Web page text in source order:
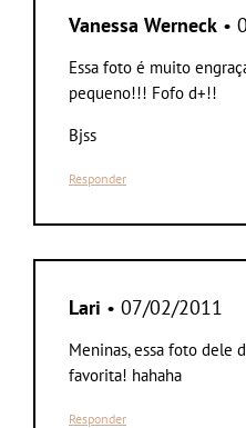
Vanessa Werneck •
Essa foto é muito
pequeno!!! Fofo d+!!
Bjss
Responder
Lari • 07/02/2011
Meninas, essa foto dele
favorita! hahaha
Responder